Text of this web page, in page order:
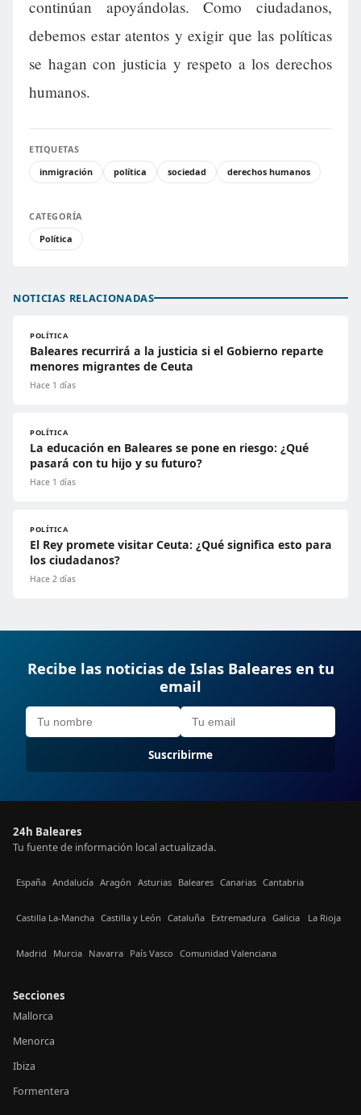
continúan apoyándolas. Como ciudadanos,
debemos estar atentos y exigir que las políticas
se hagan con justicia y respeto a los derechos
humanos.
ETIQUETAS
inmigración
política sociedad derechos humanos
CATEGORÍA
Política
NOTICIAS RELACIONADAS
POLÍTICA
Baleares recurrirá a la justicia si el Gobierno reparte
menores migrantes de Ceuta
Hace 1 días
POLÍTICA
La educación en Baleares se pone en riesgo: ¿Qué
pasará con tu hijo y su futuro?
Hace 1 días
POLÍTICA
El Rey promete visitar Ceuta: ¿Qué significa esto para
los ciudadanos?
Hace 2 días
Recibe las noticias de Islas Baleares en tu
email
Suscribirme
24h Baleares
Tu fuente de información local actualizada.
España Andalucía Aragón Asturias Baleares Canarias Cantabria
Castilla La-Mancha Castilla y León Cataluña Extremadura Galicia La Rioja
Madrid Murcia Navarra País Vasco Comunidad Valenciana
Secciones
Mallorca
Menorca
Ibiza
Formentera